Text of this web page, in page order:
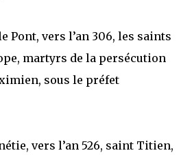
Pont, vers l’an 306, les saints
martyrs de la persécution
sous le préfet
vers l’an 526, saint Titien,